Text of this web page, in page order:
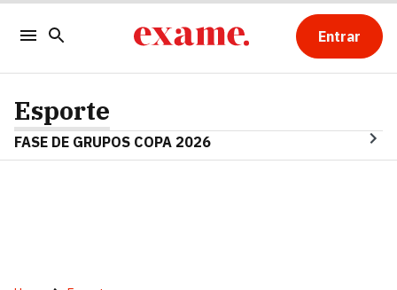
Entrar
Esporte
FASE DE GRUPOS COPA 2026